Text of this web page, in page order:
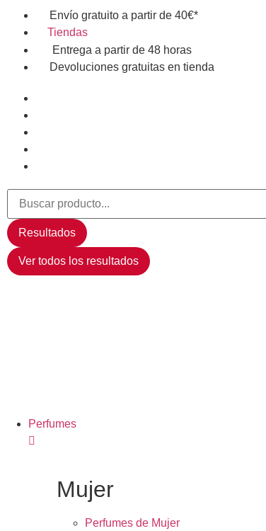
Envío gratuito a partir de 40€*
Tiendas
Entrega a partir de 48 horas
Devoluciones gratuitas en tienda
Resultados
Ver todos los resultados
Perfumes
Mujer
Perfumes de Mujer